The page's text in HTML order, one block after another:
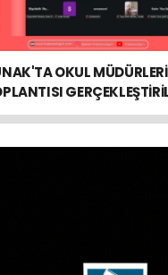
OKUL MÜDÜRLERİ